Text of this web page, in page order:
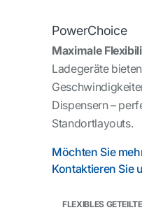
PowerChoice
Maximale
Ladegeräte
Dispensern –
Standortlayouts.
Möchten Sie
Kontaktieren Sie
FLEXIBLES